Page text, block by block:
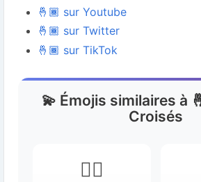
🤞🏾 sur Youtube
🤞🏾 sur Twitter
🤞🏾 sur TikTok
💫 Émojis similaires à
Croisés
👉🏾